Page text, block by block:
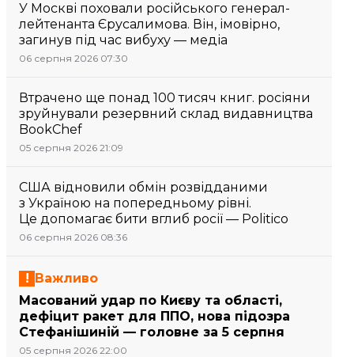
У Москві поховали російського генерал-
лейтенанта Єрусалимова. Він, імовірно,
загинув під час вибуху — медіа
06 серпня 2026 07:30
Втрачено ще понад 100 тисяч книг. росіяни
зруйнували резервний склад видавництва
BookChef
05 серпня 2026 21:09
США відновили обмін розвідданими
з Україною на попередньому рівні.
Це допомагає бити вглиб росії — Politico
06 серпня 2026 08:36
Важливо
Масований удар по Києву та області,
дефіцит ракет для ППО, нова підозра
Стефанішиній — головне за 5 серпня
05 серпня 2026 22:00